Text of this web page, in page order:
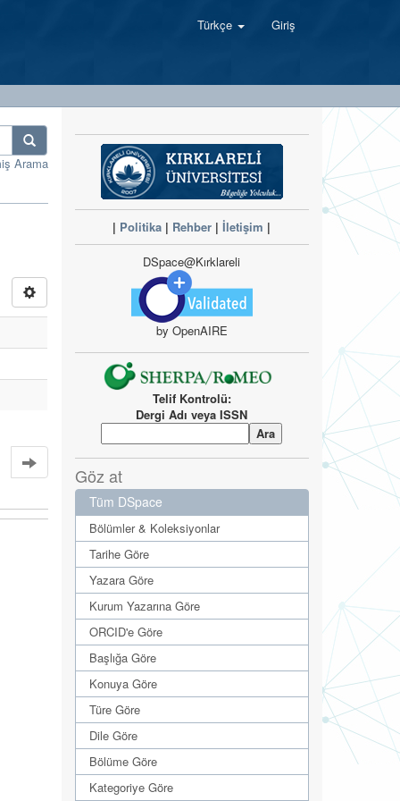
Türkçe Giriş
Arama
| Politika | Rehber |İletişim |
DSpace@Kırklareli
by OpenAIRE
Telif Kontrolü:
Dergi Adı veya ISSN
Göz at
Tüm DSpace
Bölümler & Koleksiyonlar
Tarihe Göre
Yazara Göre
Kurum Yazarına Göre
ORCID'e Göre
Başlığa Göre
Konuya Göre
Türe Göre
Dile Göre
Bölüme Göre
Kategoriye Göre